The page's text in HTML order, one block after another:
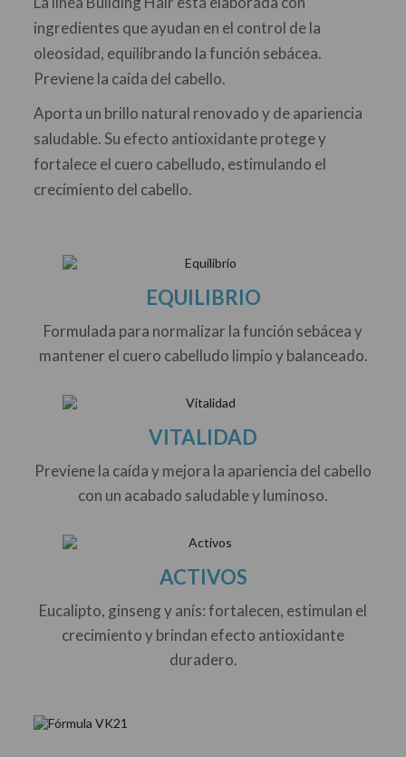
ingredientes que ayudan en el control de la
oleosidad, equilibrando la función sebácea.
Previene la caída del cabello.
Aporta un brillo natural renovado y de apariencia
saludable. Su efecto antioxidante protege y
fortalece el cuero cabelludo, estimulando el
crecimiento del cabello.
EQUILIBRIO
Formulada para normalizar la función sebácea y
mantener el cuero cabelludo limpio y balanceado.
VITALIDAD
Previene la caída y mejora la apariencia del cabello
con un acabado saludable y luminoso.
ACTIVOS
Eucalipto, ginseng y anís: fortalecen, estimulan el
crecimiento y brindan efecto antioxidante
duradero.